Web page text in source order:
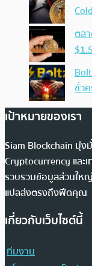
ตล
ชั่ว
เป้าหมายของเรา
Siam Blockchain มุ่ง
Cryptocurrency และ
รวบรวมข้อมูลส่วนใหญ่
แปลส่งตรงถึงฟีดคุณ
เกี่ยวกับเว็บไซต์นี้
ทีมงาน